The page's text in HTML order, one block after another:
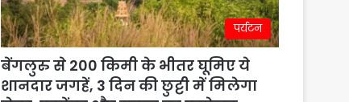
पर्यटन
बेंगलुरु से 200 किमी के भीतर घूमिए ये
शानदार जगहें, 3 दिन की छुट्टी में मिलेगा